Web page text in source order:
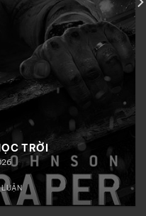
TRỜI
LUẬN